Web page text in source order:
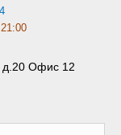
д.20 Офис 12